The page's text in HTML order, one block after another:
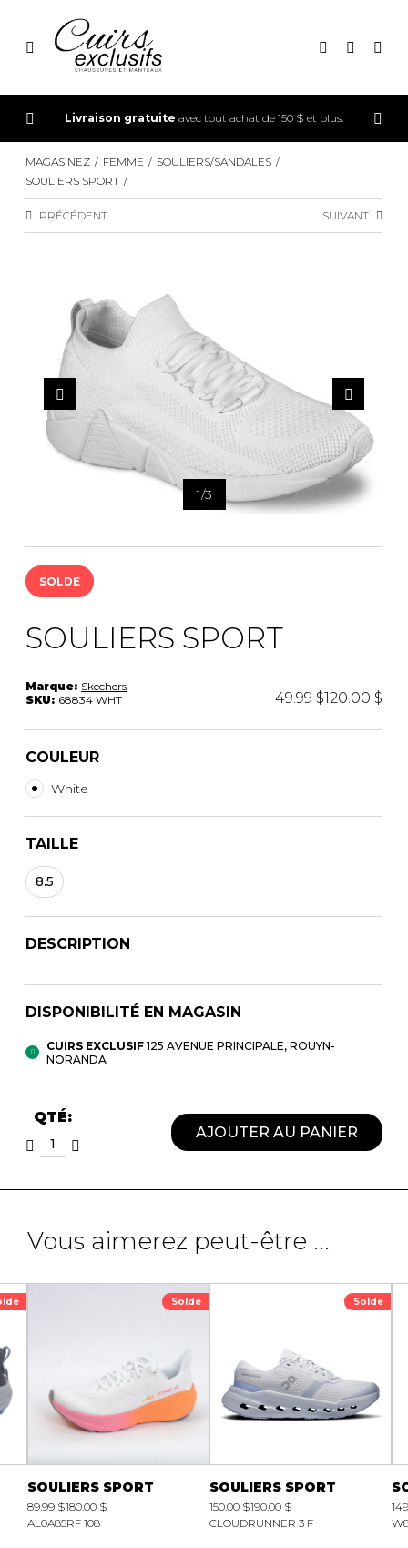
CONNEXION
INSCRIPTION
Livraison gratuite avec tout achat de 150 $ et plus.
MAGASINEZ FEMME
SOULIERS/SANDALES
SOULIERS SPORT
PRÉCÉDENT SUIVANT
1/3
SOLDE
SOULIERS SPORT
Marque: Skechers
SKU: 68834 WHT 49.99 $120.00 $
COULEUR
White
TAILLE
8.5
DESCRIPTION
DISPONIBILITÉ EN MAGASIN
CUIRS EXCLUSIF 125 AVENUE PRINCIPALE, ROUYN-
NORANDA
QTÉ:
AJOUTER AU PANIER
Vous aimerez peut-être ...
Solde
SOULIERS SPORT
89.99 $180.00 $
AL0A85RF 108
Solde
SOULIERS SPORT
150.00 $190.00 $
CLOUDRUNNER 3 F